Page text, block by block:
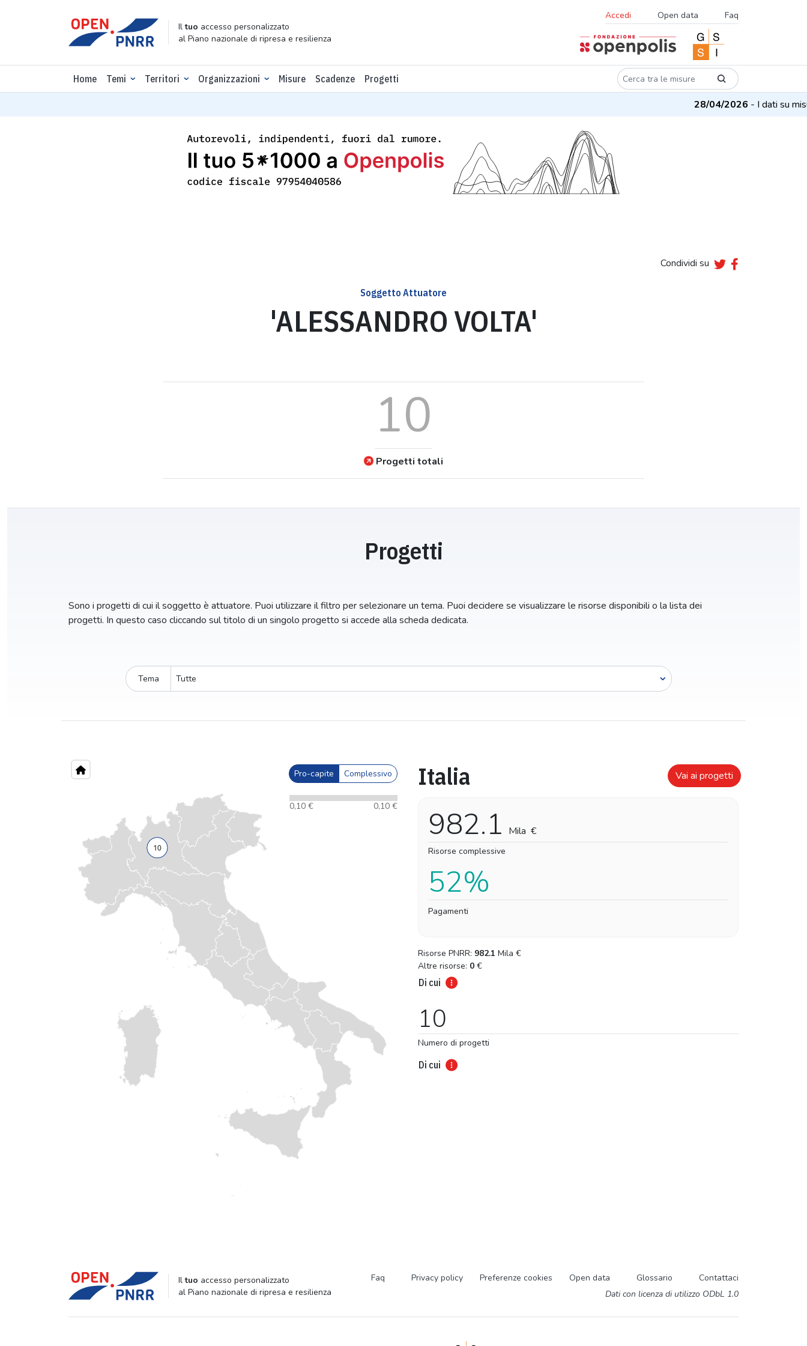
Iltuo accesso personalizzato
al Piano nazionale di ripresa e resilienza
Accedi Open data Faq
Home Temi Territori Organizzazioni Misure Scadenze Progetti
28/04/2026- I dati su
Condividi su
Soggetto Attuatore
'ALESSANDRO VOLTA'
10
Progetti totali
Progetti
Sono i progetti di cui il soggetto è attuatore. Puoi utilizzare il filtro per selezionare un tema. Puoi decidere se visualizzare le risorse disponibili o la lista dei
progetti. In questo caso cliccando sul titolo di un singolo progetto si accede alla scheda dedicata.
Tema
Pro-capite Complessivo
0,10 € 0,10 €
Italia Vai ai progetti
982.1 Mila €
Risorse complessive
52%
Pagamenti
Risorse PNRR: 982.1 Mila €
Altre risorse: 0 €
Di cui
10
Numero di progetti
Di cui
Iltuo accesso personalizzato
al Piano nazionale di ripresa e resilienza
Faq Privacy policy Preferenze cookies Open data Glossario
Contattaci
Dati con licenza di utilizzo ODbL 1.0